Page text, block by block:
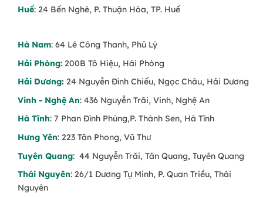
Huế: 24 Bến Nghé, P. Thuận Hóa, TP. Huế
Hà Nam: 64 Lê Công Thanh, Phủ Lý
Hải Phòng: 200B Tô Hiệu, Hải Phòng
Hải Dương: 24 Nguyễn Đình Chiểu, Ngọc Châu, Hải Dương
Vinh - Nghệ An: 436 Nguyễn Trãi, Vinh, Nghệ An
Hà Tĩnh: 7 Phan Đình Phùng,P. Thành Sen, Hà Tĩnh
Hưng Yên: 223 Tân Phong, Vũ Thư
Tuyên Quang: 44 Nguyễn Trãi, Tân Quang, Tuyên Quang
Thái Nguyên: 26/1 Dương Tự Minh, P. Quan Triều, Thái
Nguyên